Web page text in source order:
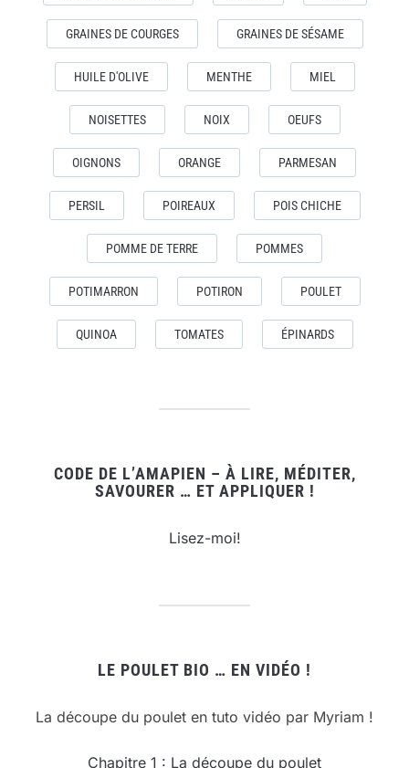
GRAINES DE COURGES GRAINES DE SÉSAME
HUILE D'OLIVE MENTHE MIEL
NOISETTES NOIX OEUFS
OIGNONS ORANGE PARMESAN
PERSIL POIREAUX POIS CHICHE
POMME DE TERRE POMMES
POTIMARRON POTIRON POULET
QUINOA TOMATES ÉPINARDS
CODE DE L’AMAPIEN – À LIRE, MÉDITER,
SAVOURER … ET APPLIQUER !
Lisez-moi!
LE POULET BIO … EN VIDÉO !
La découpe du poulet en tuto vidéo par Myriam !
Chapitre 1 : La découpe du poulet